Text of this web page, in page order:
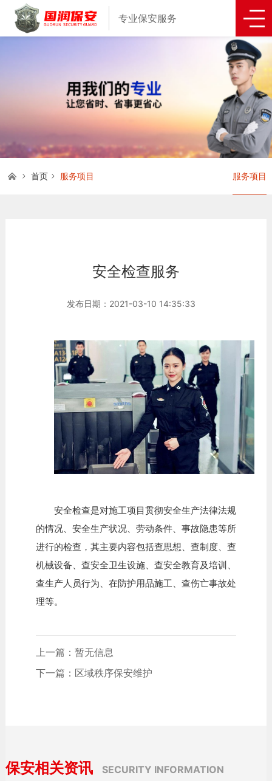
专业保安服务
服务项目
首页 服务项目
安全检查服务
发布日期：2021-03-10 14:35:33
安全检查是对施工项目贯彻安全生产法律法规
的情况、安全生产状况、劳动条件、事故隐患等所
进行的检查，其主要内容包括查思想、查制度、查
机械设备、查安全卫生设施、查安全教育及培训、
查生产人员行为、在防护用品施工、查伤亡事故处
理等。
上一篇：暂无信息
下一篇：区域秩序保安维护
保安相关资讯 SECURITY INFORMATION